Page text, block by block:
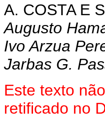
A. COSTA E
Augusto
Ivo Arzua
Jarbas G.
Este texto
retificado no